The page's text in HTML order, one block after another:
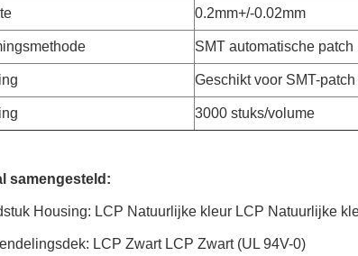
0.2mm+/-0.02mm
SMT automatische patch
Geschikt voor SMT-
3000 stuks/volume
samengesteld:
Housing: LCP Natuurlijke kleur LCP Natuurlijke
LCP Zwart LCP Zwart (UL 94V-0)